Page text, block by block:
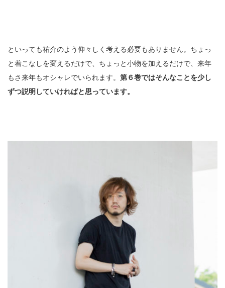
といっても祐介のよう仰々しく考える必要もありません。ちょっ
と着こなしを変えるだけで、ちょっと小物を加えるだけで、来年
もさ来年もオシャレでいられます。 第６巻ではそんなことを少し
ずつ説明していければと思っています。